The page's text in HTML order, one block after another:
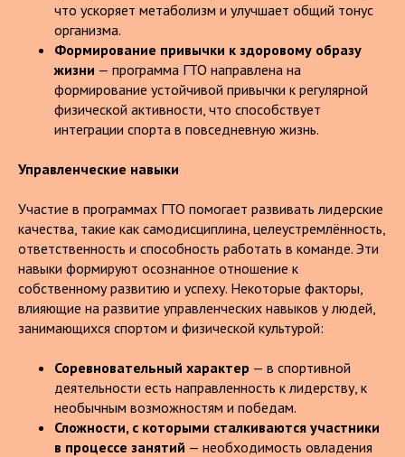
что ускоряет метаболизм и улучшает общий тонус
организма.
Формирование привычки к здоровому образу
жизни — программа ГТО направлена на
формирование устойчивой привычки к регулярной
физической активности, что способствует
интеграции спорта в повседневную жизнь.
Управленческие навыки
Участие в программах ГТО помогает развивать лидерские
качества, такие как самодисциплина, целеустремлённость,
ответственность и способность работать в команде. Эти
навыки формируют осознанное отношение к
собственному развитию и успеху. Некоторые факторы,
влияющие на развитие управленческих навыков у людей,
занимающихся спортом и физической культурой:
Соревновательный характер — в спортивной
деятельности есть направленность к лидерству, к
необычным возможностям и победам.
Сложности, с которыми сталкиваются участники
в процессе занятий — необходимость овладения